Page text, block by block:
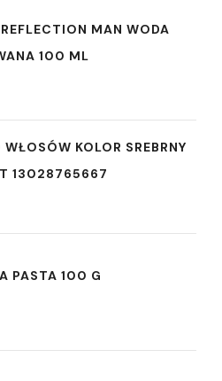
MAN WODA
100 ML
KOLOR SREBRNY
13028765667
PASTA 100 G